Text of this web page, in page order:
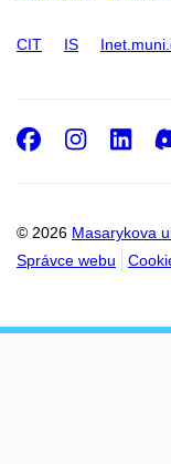
CIT IS
© 2026 Masarykova
Správce webu